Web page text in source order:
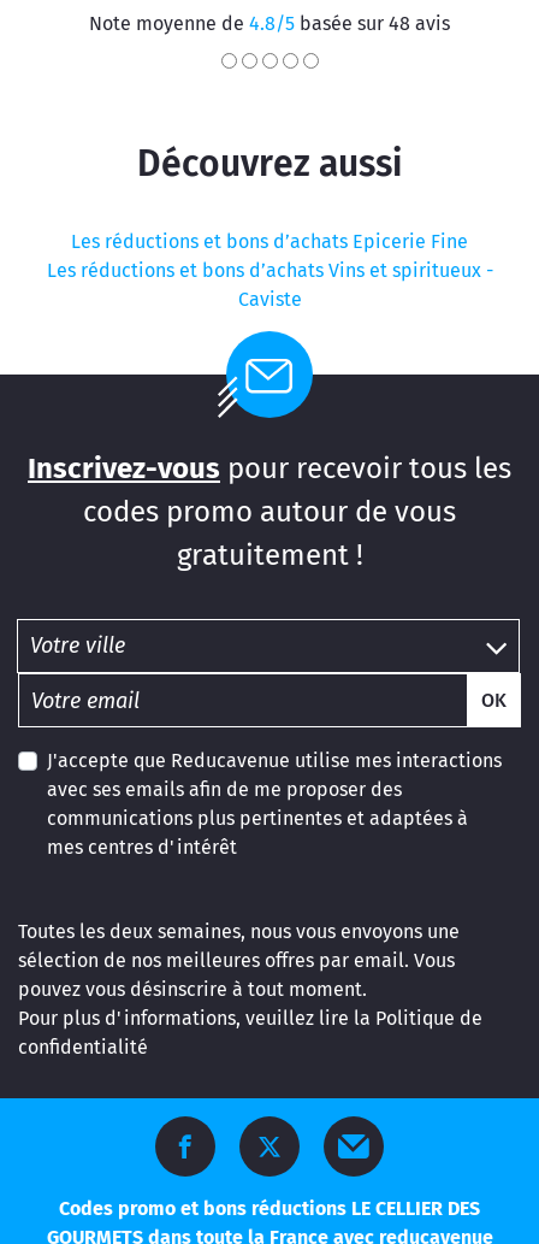
Note moyenne de 4.8/5 basée sur 48 avis
Découvrez aussi
Les réductions et bons d’achats Epicerie Fine
Les réductions et bons d’achats Vins et spiritueux -
Caviste
Inscrivez-vous pour recevoir tous les
codes promo autour de vous
gratuitement !
OK
J'accepte que Reducavenue utilise mes interactions
avec ses emails afin de me proposer des
communications plus pertinentes et adaptées à
mes centres d'intérêt
Toutes les deux semaines, nous vous envoyons une
sélection de nos meilleures offres par email. Vous
pouvez vous désinscrire à tout moment.
Pour plus d'informations, veuillez lire la Politique de
confidentialité
Codes promo et bons réductions LE CELLIER DES
GOURMETS dans toute la France avec reducavenue